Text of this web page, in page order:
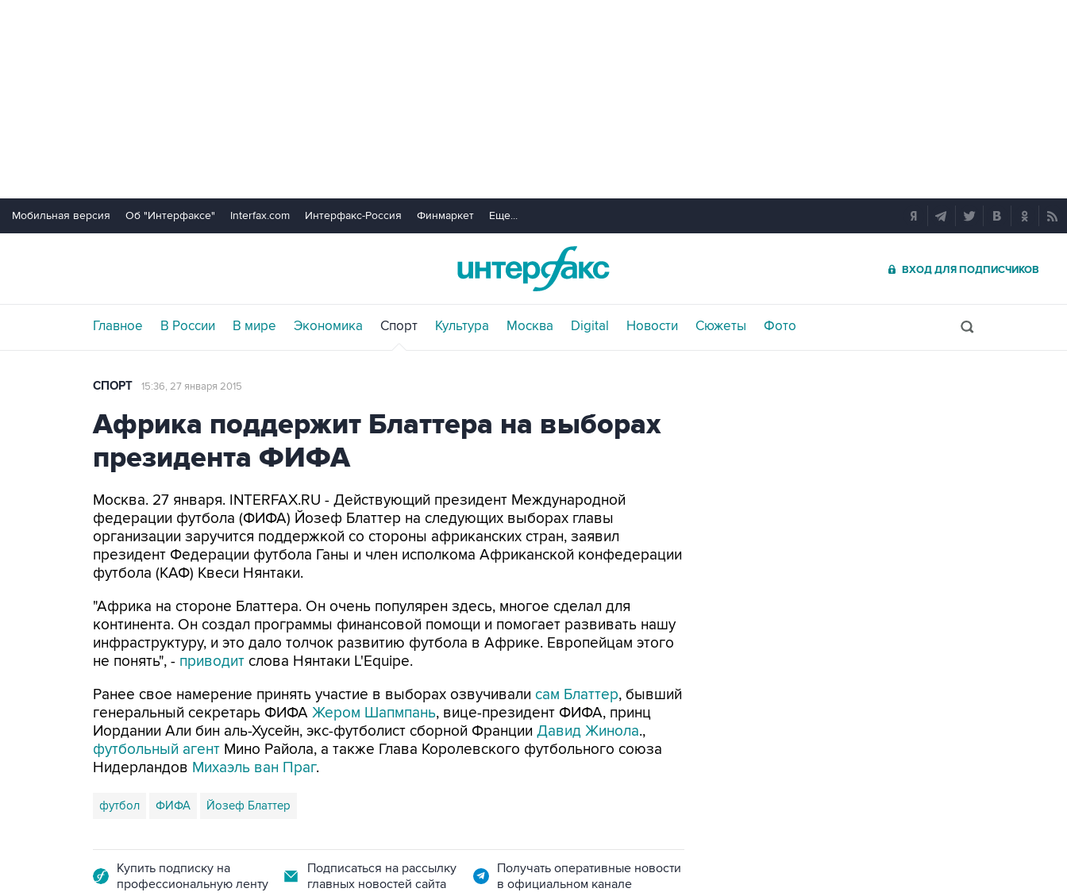
Мобильная версия Об "Интерфаксе" Interfax.com Интерфакс-Россия Финмаркет Еще...
ВХОД ДЛЯ ПОДПИСЧИКОВ
Главное В России В мире Экономика Спорт Культура Москва Digital Новости Сюжеты Фото
СПОРТ 15:36, 27 января 2015
Африка поддержит Блаттера на выборах
президента ФИФА
Москва. 27 января. INTERFAX.RU - Действующий президент Международной
федерации футбола (ФИФА) Йозеф Блаттер на следующих выборах главы
организации заручится поддержкой со стороны африканских стран, заявил
президент Федерации футбола Ганы и член исполкома Африканской конфедерации
футбола (КАФ) Квеси Нянтаки.
"Африка на стороне Блаттера. Он очень популярен здесь, многое сделал для
континента. Он создал программы финансовой помощи и помогает развивать нашу
инфраструктуру, и это дало толчок развитию футбола в Африке. Европейцам этого
не понять", - приводит слова Нянтаки L'Equipe.
Ранее свое намерение принять участие в выборах озвучивали сам Блаттер, бывший
генеральный секретарь ФИФА Жером Шапмпань, вице-президент ФИФА, принц
Иордании Али бин аль-Хусейн, экс-футболист сборной Франции Давид Жинола.,
футбольный агент Мино Райола, а также Глава Королевского футбольного союза
Нидерландов Михаэль ван Праг.
футбол ФИФА Йозеф Блаттер
Купить подписку на
профессиональную ленту
Подписаться на рассылку
главных новостей сайта
Получать оперативные новости
в официальном канале